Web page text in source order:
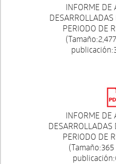
INFORME DE
DESARROLLADAS
PERIODO DE
INFORME DE
DESARROLLADAS
PERIODO DE